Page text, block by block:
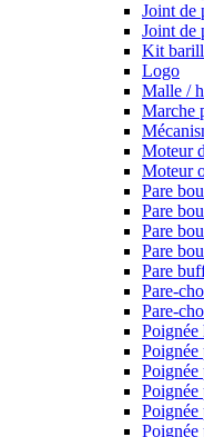
Joint de
Joint de
Kit
Logo
Malle /
Marche
Moteur
Moteur
Pare
Pare
Pare
Pare
Pare
Pare-
Pare-
Poignée
Poignée
Poignée
Poignée
Poignée
Poignée